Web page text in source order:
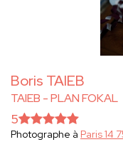
Boris TAIEB
TAIEB - PLAN FOKAL
5
Photographe à Paris 14